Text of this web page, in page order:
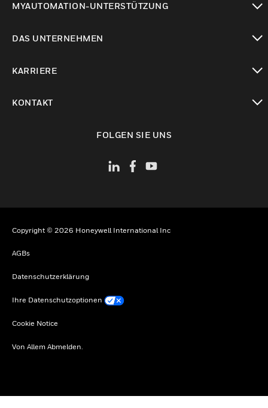
MYAUTOMATION-UNTERSTÜTZUNG
DAS UNTERNEHMEN
KARRIERE
KONTAKT
FOLGEN SIE UNS
Copyright © 2026 Honeywell International Inc
AGBs
Datenschutzerklärung
Ihre Datenschutzoptionen
Cookie Notice
Von Allem Abmelden.